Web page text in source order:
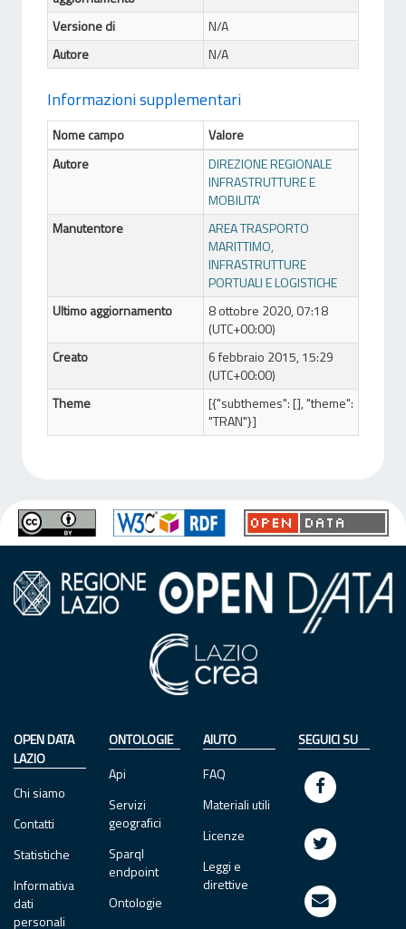
Versione di
N/A
Autore
N/A
Informazioni supplementari
Nome campo
Valore
Autore
DIREZIONE REGIONALE
INFRASTRUTTURE E
MOBILITA'
Manutentore
AREA TRASPORTO
MARITTIMO,
INFRASTRUTTURE
PORTUALI E LOGISTICHE
Ultimo aggiornamento
8 ottobre 2020, 07:18
(UTC+00:00)
Creato
6 febbraio 2015, 15:29
(UTC+00:00)
Theme
[{"subthemes": [], "theme":
"TRAN"}]
OPEN DATA
LAZIO
Chi siamo
Contatti
Statistiche
Informativa
dati
personali
ONTOLOGIE
Api
Servizi
geografici
Sparql
endpoint
Ontologie
AIUTO
FAQ
Materiali utili
Licenze
Leggi e
direttive
SEGUICI SU